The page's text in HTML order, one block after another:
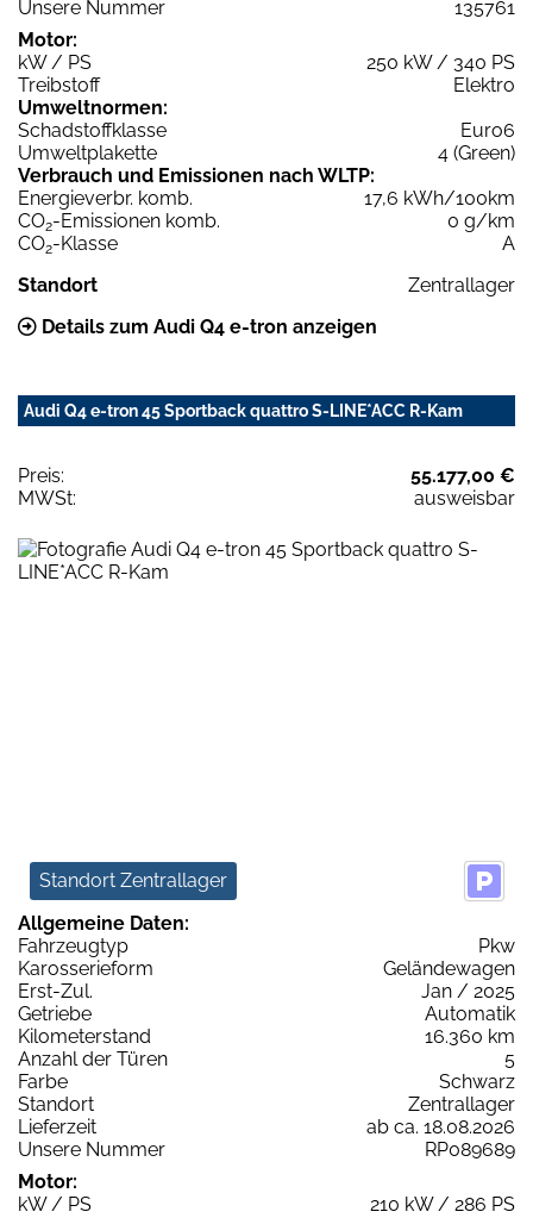
Unsere Nummer
135761
Motor:
kW / PS
250 kW / 340 PS
Treibstoff
Elektro
Umweltnormen:
Schadstoffklasse
Euro6
Umweltplakette
4 (Green)
Verbrauch und Emissionen nach WLTP:
Energieverbr. komb.
17,6 kWh/100km
CO2-Emissionen komb.
0 g/km
CO2-Klasse
A
Standort
Zentrallager
Details zum Audi Q4 e-tron anzeigen
Audi Q4 e-tron 45 Sportback quattro S-LINE*ACC R-Kam
Preis:
55.177,00 €
MWSt:
ausweisbar
Standort Zentrallager
Allgemeine Daten:
Fahrzeugtyp
Pkw
Karosserieform
Geländewagen
Erst-Zul.
Jan / 2025
Getriebe
Automatik
Kilometerstand
16.360 km
Anzahl der Türen
5
Farbe
Schwarz
Standort
Zentrallager
Lieferzeit
ab ca. 18.08.2026
Unsere Nummer
RP089689
Motor:
kW / PS
210 kW / 286 PS